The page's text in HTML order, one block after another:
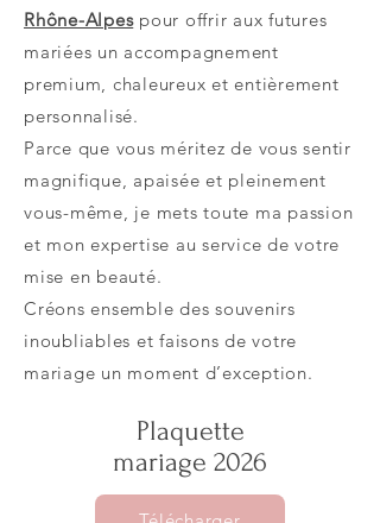
Rhône-Alpespour offrir aux futures
mariées un accompagnement
premium, chaleureux et entièrement
personnalisé.
Parce que vous méritez de vous sentir
magnifique, apaisée et pleinement
vous-même, je mets toute ma passion
et mon expertise au service de votre
mise en beauté.
Créons ensemble des souvenirs
inoubliables et faisons de votre
mariage un moment d’exception.
Plaquette
mariage 2026